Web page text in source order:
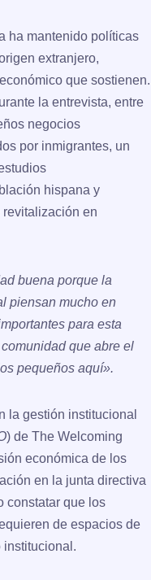
ha mantenido políticas
extranjero,
que sostienen.
la entrevista, entre
negocios
por inmigrantes, un
hispana y
en
buena porque la
piensan mucho en
para esta
que abre el
pequeños aquí».
la gestión institucional
) de The Welcoming
económica de los
en la junta directiva
constatar que los
de espacios de
institucional.